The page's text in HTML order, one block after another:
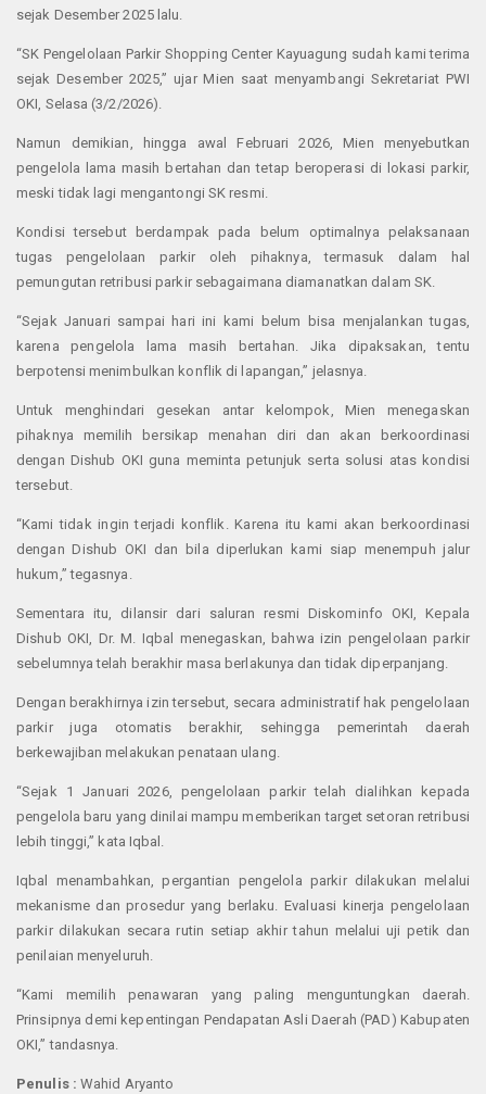
sejak Desember 2025 lalu.
“SK Pengelolaan Parkir Shopping Center Kayuagung sudah kami terima
sejak Desember 2025,” ujar Mien saat menyambangi Sekretariat PWI
OKI, Selasa (3/2/2026).
Namun demikian, hingga awal Februari 2026, Mien menyebutkan
pengelola lama masih bertahan dan tetap beroperasi di lokasi parkir,
meski tidak lagi mengantongi SK resmi.
Kondisi tersebut berdampak pada belum optimalnya pelaksanaan
tugas pengelolaan parkir oleh pihaknya, termasuk dalam hal
pemungutan retribusi parkir sebagaimana diamanatkan dalam SK.
“Sejak Januari sampai hari ini kami belum bisa menjalankan tugas,
karena pengelola lama masih bertahan. Jika dipaksakan, tentu
berpotensi menimbulkan konflik di lapangan,” jelasnya.
Untuk menghindari gesekan antar kelompok, Mien menegaskan
pihaknya memilih bersikap menahan diri dan akan berkoordinasi
dengan Dishub OKI guna meminta petunjuk serta solusi atas kondisi
tersebut.
“Kami tidak ingin terjadi konflik. Karena itu kami akan berkoordinasi
dengan Dishub OKI dan bila diperlukan kami siap menempuh jalur
hukum,” tegasnya.
Sementara itu, dilansir dari saluran resmi Diskominfo OKI, Kepala
Dishub OKI, Dr. M. Iqbal menegaskan, bahwa izin pengelolaan parkir
sebelumnya telah berakhir masa berlakunya dan tidak diperpanjang.
Dengan berakhirnya izin tersebut, secara administratif hak pengelolaan
parkir juga otomatis berakhir, sehingga pemerintah daerah
berkewajiban melakukan penataan ulang.
“Sejak 1 Januari 2026, pengelolaan parkir telah dialihkan kepada
pengelola baru yang dinilai mampu memberikan target setoran retribusi
lebih tinggi,” kata Iqbal.
Iqbal menambahkan, pergantian pengelola parkir dilakukan melalui
mekanisme dan prosedur yang berlaku. Evaluasi kinerja pengelolaan
parkir dilakukan secara rutin setiap akhir tahun melalui uji petik dan
penilaian menyeluruh.
“Kami memilih penawaran yang paling menguntungkan daerah.
Prinsipnya demi kepentingan Pendapatan Asli Daerah (PAD) Kabupaten
OKI,” tandasnya.
Penulis : Wahid Aryanto